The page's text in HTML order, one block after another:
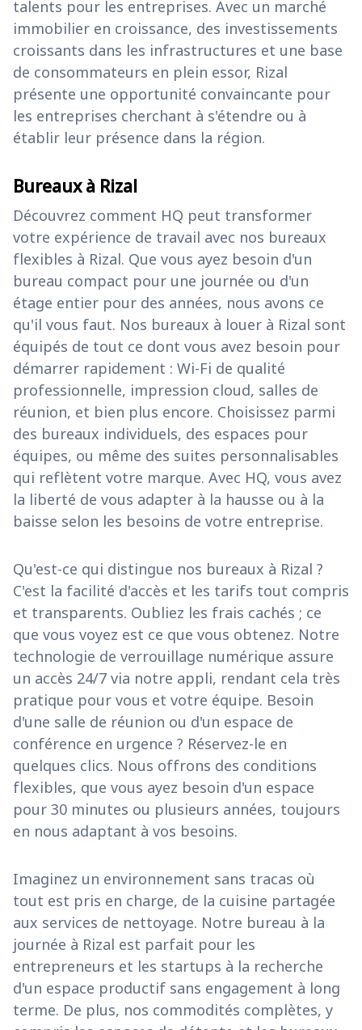
talents pour les entreprises. Avec un marché
immobilier en croissance, des investissements
croissants dans les infrastructures et une base
de consommateurs en plein essor, Rizal
présente une opportunité convaincante pour
les entreprises cherchant à s'étendre ou à
établir leur présence dans la région.
Bureaux à Rizal
Découvrez comment HQ peut transformer
votre expérience de travail avec nos bureaux
flexibles à Rizal. Que vous ayez besoin d'un
bureau compact pour une journée ou d'un
étage entier pour des années, nous avons ce
qu'il vous faut. Nos bureaux à louer à Rizal sont
équipés de tout ce dont vous avez besoin pour
démarrer rapidement : Wi-Fi de qualité
professionnelle, impression cloud, salles de
réunion, et bien plus encore. Choisissez parmi
des bureaux individuels, des espaces pour
équipes, ou même des suites personnalisables
qui reflètent votre marque. Avec HQ, vous avez
la liberté de vous adapter à la hausse ou à la
baisse selon les besoins de votre entreprise.
Qu'est-ce qui distingue nos bureaux à Rizal ?
C'est la facilité d'accès et les tarifs tout compris
et transparents. Oubliez les frais cachés ; ce
que vous voyez est ce que vous obtenez. Notre
technologie de verrouillage numérique assure
un accès 24/7 via notre appli, rendant cela très
pratique pour vous et votre équipe. Besoin
d'une salle de réunion ou d'un espace de
conférence en urgence ? Réservez-le en
quelques clics. Nous offrons des conditions
flexibles, que vous ayez besoin d'un espace
pour 30 minutes ou plusieurs années, toujours
en nous adaptant à vos besoins.
Imaginez un environnement sans tracas où
tout est pris en charge, de la cuisine partagée
aux services de nettoyage. Notre bureau à la
journée à Rizal est parfait pour les
entrepreneurs et les startups à la recherche
d'un espace productif sans engagement à long
terme. De plus, nos commodités complètes, y